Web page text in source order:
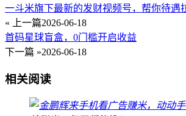
一斗米旗下最新的发财视频号，帮你待遇
« 上一篇2026-06-18
首码星球盲盒，0门槛开启收益
下一篇 »2026-06-18
相关阅读